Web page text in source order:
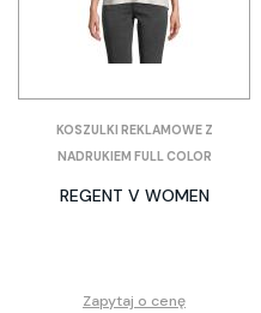
KOSZULKI REKLAMOWE Z
NADRUKIEM FULL COLOR
REGENT V WOMEN
Zapytaj o cenę